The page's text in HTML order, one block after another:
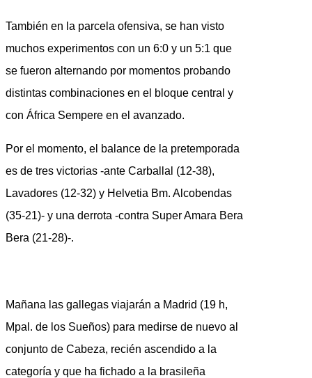
También en la parcela ofensiva, se han visto
muchos experimentos con un 6:0 y un 5:1 que
se fueron alternando por momentos probando
distintas combinaciones en el bloque central y
con África Sempere en el avanzado.
Por el momento, el balance de la pretemporada
es de tres victorias -ante Carballal (12-38),
Lavadores (12-32) y Helvetia Bm. Alcobendas
(35-21)- y una derrota -contra Super Amara Bera
Bera (21-28)-.
Mañana las gallegas viajarán a Madrid (19 h,
Mpal. de los Sueños) para medirse de nuevo al
conjunto de Cabeza, recién ascendido a la
categoría y que ha fichado a la brasileña